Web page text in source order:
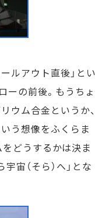
ルアウト直後」とい
ーの前後。もうちょ
ウム合金というか、
う想像をふくらま
どうするかは決ま
宙（そら）へ」とな